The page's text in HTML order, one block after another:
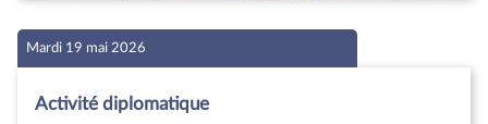
Mardi 19 mai 2026
Activité diplomatique